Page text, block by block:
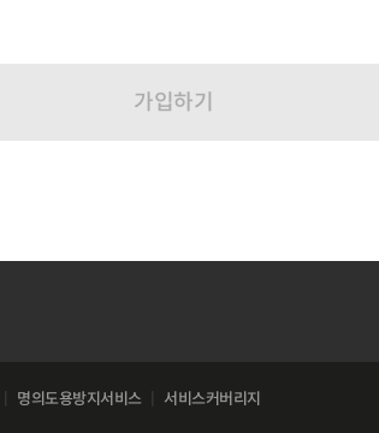
가입하기
명의도용방지서비스 서비스커버리지